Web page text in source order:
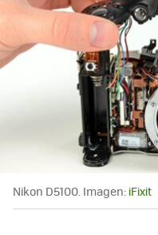
Nikon D5100. Imagen: iFixit